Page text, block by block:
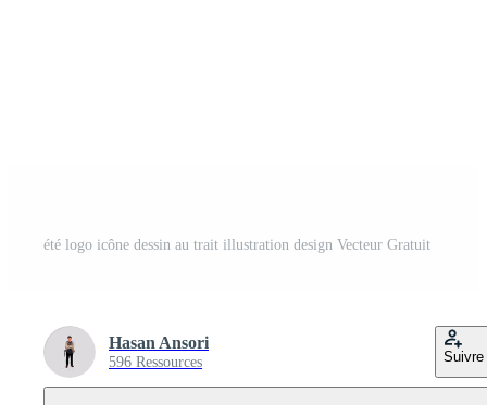
été logo icône dessin au trait illustration design Vecteur Gratuit
Hasan Ansori
596 Ressources Suivre